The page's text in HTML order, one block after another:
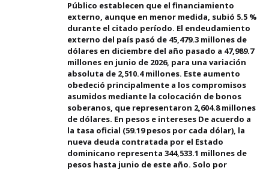
Público establecen que el financiamiento
externo, aunque en menor medida, subió 5.5 %
durante el citado período. El endeudamiento
externo del país pasó de 45,479.3 millones de
dólares en diciembre del año pasado a 47,989.7
millones en junio de 2026, para una variación
absoluta de 2,510.4 millones. Este aumento
obedeció principalmente a los compromisos
asumidos mediante la colocación de bonos
soberanos, que representaron 2,604.8 millones
de dólares. En pesos e intereses De acuerdo a
la tasa oficial (59.19 pesos por cada dólar), la
nueva deuda contratada por el Estado
dominicano representa 344,533.1 millones de
pesos hasta junio de este año. Solo por